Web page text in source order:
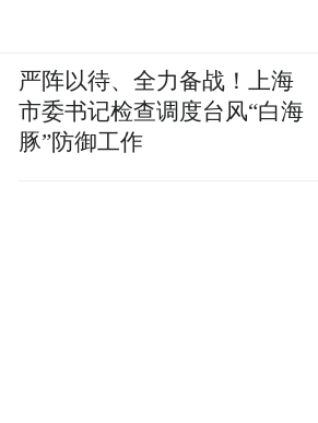
严阵以待、全力备战！上海
市委书记检查调度台风“白海
豚”防御工作